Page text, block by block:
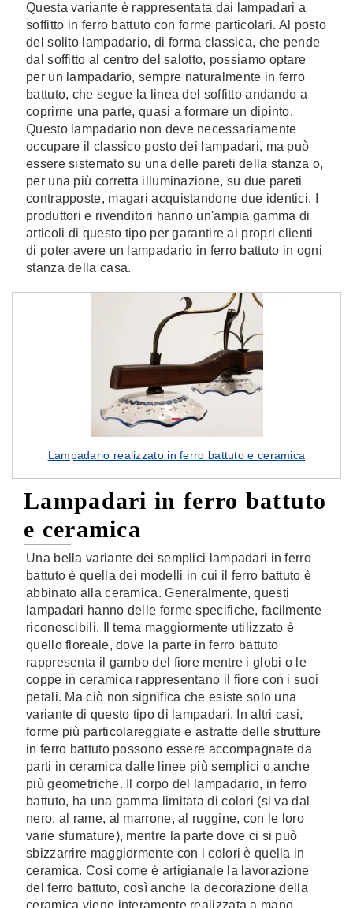
Questa variante è rappresentata dai lampadari a
soffitto in ferro battuto con forme particolari. Al posto
del solito lampadario, di forma classica, che pende
dal soffitto al centro del salotto, possiamo optare
per un lampadario, sempre naturalmente in ferro
battuto, che segue la linea del soffitto andando a
coprirne una parte, quasi a formare un dipinto.
Questo lampadario non deve necessariamente
occupare il classico posto dei lampadari, ma può
essere sistemato su una delle pareti della stanza o,
per una più corretta illuminazione, su due pareti
contrapposte, magari acquistandone due identici. I
produttori e rivenditori hanno un'ampia gamma di
articoli di questo tipo per garantire ai propri clienti
di poter avere un lampadario in ferro battuto in ogni
stanza della casa.
Lampadario realizzato in ferro battuto e ceramica
Lampadari in ferro battuto
e ceramica
Una bella variante dei semplici lampadari in ferro
battuto è quella dei modelli in cui il ferro battuto è
abbinato alla ceramica. Generalmente, questi
lampadari hanno delle forme specifiche, facilmente
riconoscibili. Il tema maggiormente utilizzato è
quello floreale, dove la parte in ferro battuto
rappresenta il gambo del fiore mentre i globi o le
coppe in ceramica rappresentano il fiore con i suoi
petali. Ma ciò non significa che esiste solo una
variante di questo tipo di lampadari. In altri casi,
forme più particolareggiate e astratte delle strutture
in ferro battuto possono essere accompagnate da
parti in ceramica dalle linee più semplici o anche
più geometriche. Il corpo del lampadario, in ferro
battuto, ha una gamma limitata di colori (si va dal
nero, al rame, al marrone, al ruggine, con le loro
varie sfumature), mentre la parte dove ci si può
sbizzarrire maggiormente con i colori è quella in
ceramica. Così come è artigianale la lavorazione
del ferro battuto, così anche la decorazione della
ceramica viene interamente realizzata a mano,